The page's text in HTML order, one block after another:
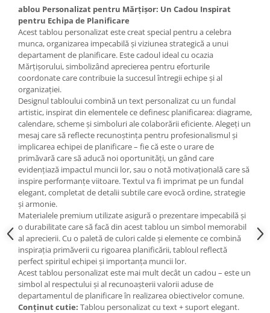
ablou Personalizat pentru Mărțișor: Un Cadou Inspirat
pentru Echipa de Planificare
Acest tablou personalizat este creat special pentru a celebra
munca, organizarea impecabilă și viziunea strategică a unui
departament de planificare. Este cadoul ideal cu ocazia
Mărțișorului, simbolizând aprecierea pentru eforturile
coordonate care contribuie la succesul întregii echipe și al
organizației.
Designul tabloului combină un text personalizat cu un fundal
artistic, inspirat din elementele ce definesc planificarea: diagrame,
calendare, scheme și simboluri ale colaborării eficiente. Alegeți un
mesaj care să reflecte recunoștința pentru profesionalismul și
implicarea echipei de planificare – fie că este o urare de
primăvară care să aducă noi oportunități, un gând care
evidențiază impactul muncii lor, sau o notă motivațională care să
inspire performanțe viitoare. Textul va fi imprimat pe un fundal
elegant, completat de detalii subtile care evocă ordine, strategie
și armonie.
Materialele premium utilizate asigură o prezentare impecabilă și
o durabilitate care să facă din acest tablou un simbol memorabil
al aprecierii. Cu o paletă de culori calde și elemente ce combină
inspirația primăverii cu rigoarea planificării, tabloul reflectă
perfect spiritul echipei și importanța muncii lor.
Acest tablou personalizat este mai mult decât un cadou – este un
simbol al respectului și al recunoașterii valorii aduse de
departamentul de planificare în realizarea obiectivelor comune.
Conținut cutie: Tablou personalizat cu text + suport elegant.